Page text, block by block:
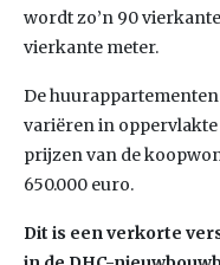
wordt zo’n 90
vierkante meter.
De
variëren in oppervlakte
prijzen van de
650.000 euro.
Dit is een verkorte